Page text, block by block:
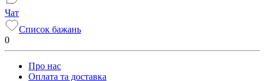
Чат
Список бажань
0
Про нас
Оплата та доставка